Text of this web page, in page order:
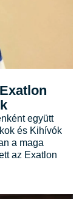
együtt
és Kihívók
a maga
az Exatlon